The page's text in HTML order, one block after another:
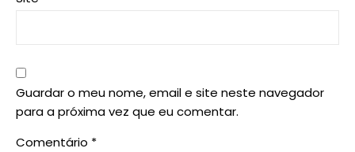
Guardar o meu nome, email e site neste navegador
para a próxima vez que eu comentar.
Comentário *